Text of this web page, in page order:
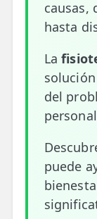
🛒 Carrito
❤️ Ofertas
CONTACTO
☎️ 91 005 23
📧 Contacta
ESPECIALIDADES
🩻
😧
causas,
hasta
La
del
puede